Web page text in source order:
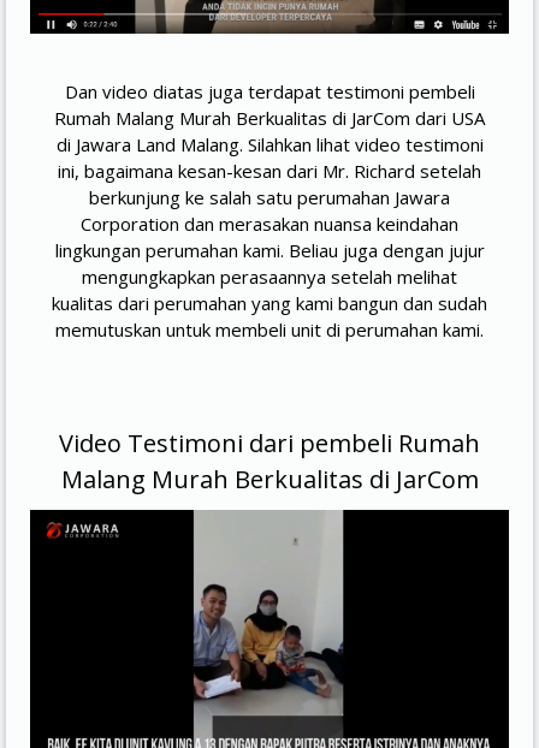
Dan video diatas juga terdapat testimoni pembeli
Rumah Malang Murah Berkualitas di JarCom dari USA
di Jawara Land Malang. Silahkan lihat video testimoni
ini, bagaimana kesan-kesan dari Mr. Richard setelah
berkunjung ke salah satu perumahan Jawara
Corporation dan merasakan nuansa keindahan
lingkungan perumahan kami. Beliau juga dengan jujur
mengungkapkan perasaannya setelah melihat
kualitas dari perumahan yang kami bangun dan sudah
memutuskan untuk membeli unit di perumahan kami.
Video Testimoni dari pembeli Rumah
Malang Murah Berkualitas di JarCom